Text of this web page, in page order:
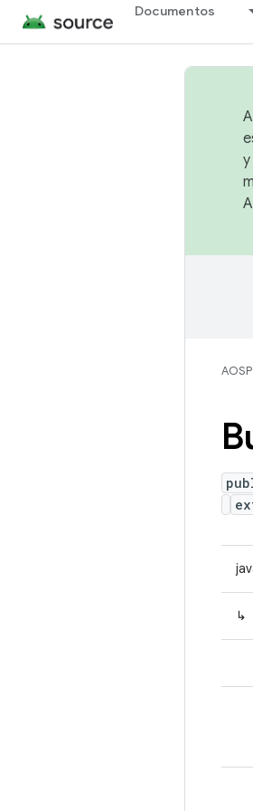
Documentos
AOSP
↳